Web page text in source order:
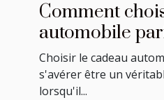
Comment
automobile
chaque
Choisir le cadeau
s'avérer être un
lorsqu'il...